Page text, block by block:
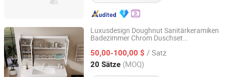
Luxusdesign Doughnut Sanitärkeramiken
Badezimmer Chrom Duschset
50,00-100,00 $ / Satz
20 Sätze (MOQ)
Shuyang Yingjie Kitchen & Bath Co., Ltd.
Jiangsu, China Seit 2023